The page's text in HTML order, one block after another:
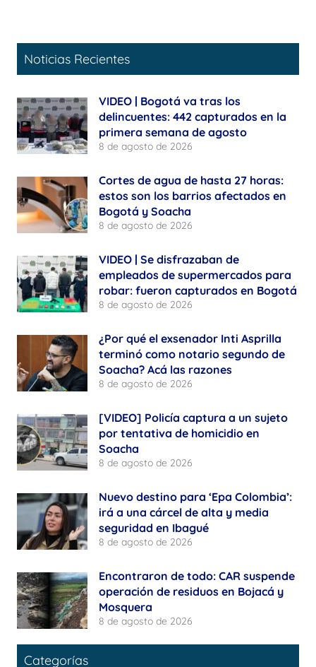
Noticias Recientes
VIDEO | Bogotá va tras los
delincuentes: 442 capturados en la
primera semana de agosto
8 de agosto de 2026
Cortes de agua de hasta 27 horas:
estos son los barrios afectados en
Bogotá y Soacha
8 de agosto de 2026
VIDEO | Se disfrazaban de
empleados de supermercados para
robar: fueron capturados en Bogotá
8 de agosto de 2026
¿Por qué el exsenador Inti Asprilla
terminó como notario segundo de
Soacha? Acá las razones
8 de agosto de 2026
[VIDEO] Policía captura a un sujeto
por tentativa de homicidio en
Soacha
8 de agosto de 2026
Nuevo destino para ‘Epa Colombia’:
irá a una cárcel de alta y media
seguridad en Ibagué
8 de agosto de 2026
Encontraron de todo: CAR suspende
operación de residuos en Bojacá y
Mosquera
8 de agosto de 2026
Categorías